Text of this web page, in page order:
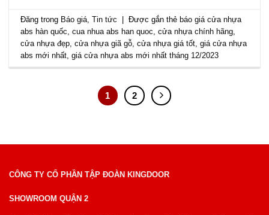
Đăng trong Báo giá ,Tin tức Được gắn thẻ báo giá cửa nhựa
abs hàn quốc ,cua nhua abs han quoc ,cửa nhựa chính hãng
cửa nhựa đẹp ,cửa nhựa giã gỗ ,cửa nhựa giá tốt ,giá cửa nhựa
abs mới nhất ,giá cửa nhựa abs mới nhất tháng 12/2023
1 2
CÔNG TY CỔ PHẦN TẬP ĐOÀN KINGDOOR
SHOWROOM QUẬN 2